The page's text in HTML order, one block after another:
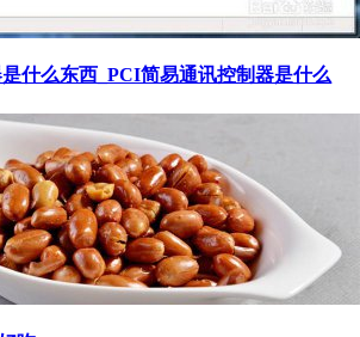
什么东西_PCI简易通讯控制器是什么